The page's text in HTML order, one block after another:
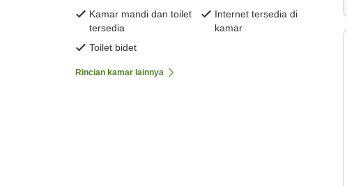
Kamar mandi dan toilet
tersedia
Internet tersedia di
kamar
Toilet bidet
Rincian kamar lainnya